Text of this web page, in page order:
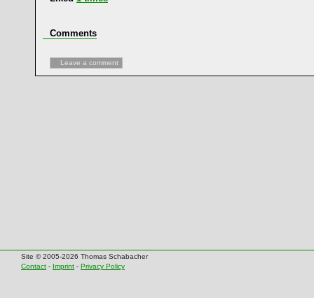
Comments
Leave a comment
Site © 2005-2026 Thomas Schabacher
Contact - Imprint - Privacy Policy